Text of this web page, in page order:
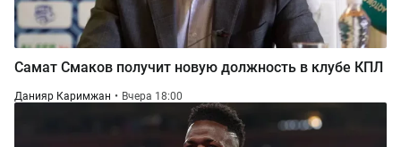
Самат Смаков получит новую должность в клубе КПЛ
Данияр Каримжан Вчера 18:00